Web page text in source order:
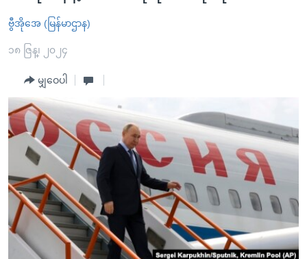
များ
ပင်မ
ကျော်
ကြည့်
အ
ညွန်း
စာမျက်နှာ
သို့
နိုင်ငံတကာ
အမေရိကန်
အစ္စရေး-ပါလက်စတိုင်း
ဗွီဒီယို
သတင်းလွတ်လပ်ခွင့်
အင်္ဂလိပ်စာလေ့လာမယ်
အမေရိကန်သုံးအီဒီယံ
မကြေးမုံရဲ့ အင်္ဂလိပ်စာ
ရုပ်ရှင်ထဲက အင်္ဂလိပ်စာ
သုတပဒေသာ အင်္ဂလိပ်စာ
အပတ်စဉ်ကဏ္ဍများ
ရေဒီယို
တီဗွီ
ရေဒီယိုနှင့်ရုပ်သံ အချက်အလက်များ
ရေဒီယို/တီဗွီအစီအစဉ်
Learning English
ဗွီအိုအေ လူမှုကွန်ယက်များ
ဗွီအိုအေ (မြန်မာဌာန)
၁၈ ဇြန္၊ ၂၀၂၄
မျှဝေပါ